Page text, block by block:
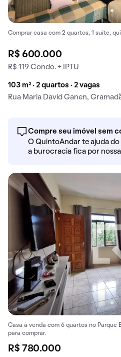
Comprar casa com 2 quartos, 1 suíte,
R$ 600.000
R$ 119 Condo. + IPTU
103 m² · 2 quartos · 2 vagas
Rua Maria David Ganen,
Compre seu imóvel sem
O QuintoAndar te ajuda
a burocracia fica por
Casa à venda com 6 quartos no Parque
para comprar.
R$ 780.000